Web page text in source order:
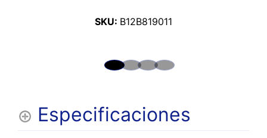
SKU: B12B819011
Especificaciones